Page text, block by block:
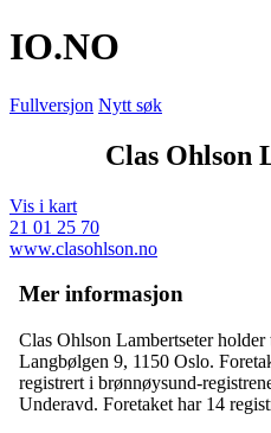
IO.NO
Fullversjon Nytt søk
Clas Ohlson
Vis i kart
21 01 25 70
www.clasohlson.no
Mer informasjon
Clas Ohlson Lambertseter holder
Langbølgen 9, 1150 Oslo.
registrert i brønnøysund-
Underavd. Foretaket har 14